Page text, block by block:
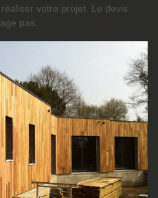
votre projet. Le devis
pas.